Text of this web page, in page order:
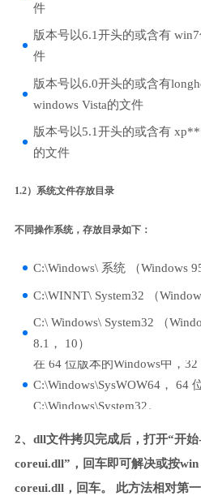
件
版本号以6.1开头的或含有
件
版本号以6.0开头的或含有
windows Vista的文件
版本号以5.1开头的或含有
的文件
1.2）系统文件存放目录
不同操作系统，存放目录如下：
C:\Windows\ 系统 （Windows
C:\WINNT\ System32 （
C:\ Windows\ System32 （
8.1， 10）
在 64 位版本的Windows中，
C:\Windows\SysWOW64， 64
C:\Windows\System32。
2、dll文件拷贝完成后，打开“开
coreui.dll”，回车即可解决或按
coreui.dll，回车。 此方法相对第